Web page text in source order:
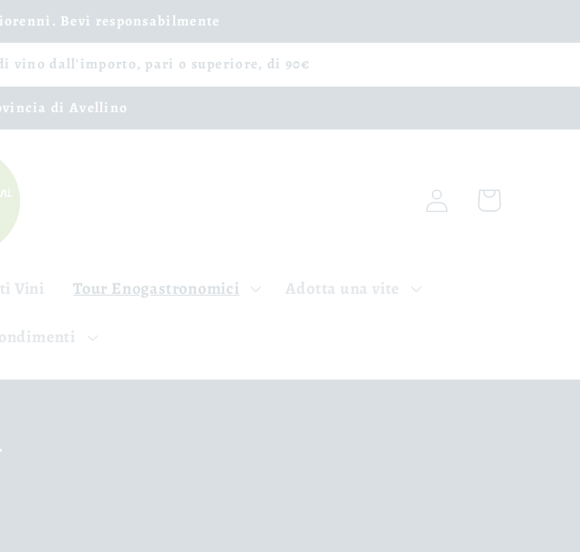
Bevi responsabilmente
vino dall'importo, pari o superiore, di 90€
di Avellino
Vini Tour Enogastronomici Adotta una vite
Connexion Panier